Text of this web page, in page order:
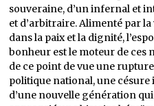
souveraine, d’un infernal et
et d’arbitraire. Alimenté par
dans la paix et la dignité,
bonheur est le moteur de ces
de ce point de vue une
politique national, une
d’une nouvelle génération